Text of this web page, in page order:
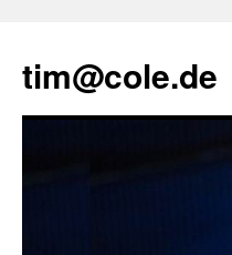
tim@cole.de